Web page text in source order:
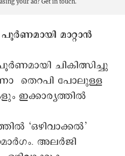
മാറ്റാൻ
ചികിത്സിച്ചു
തെറപി പോലുള്ള
ഇക്കാര്യത്തിൽ
‘ഒഴിവാക്കൽ’
അലർജി